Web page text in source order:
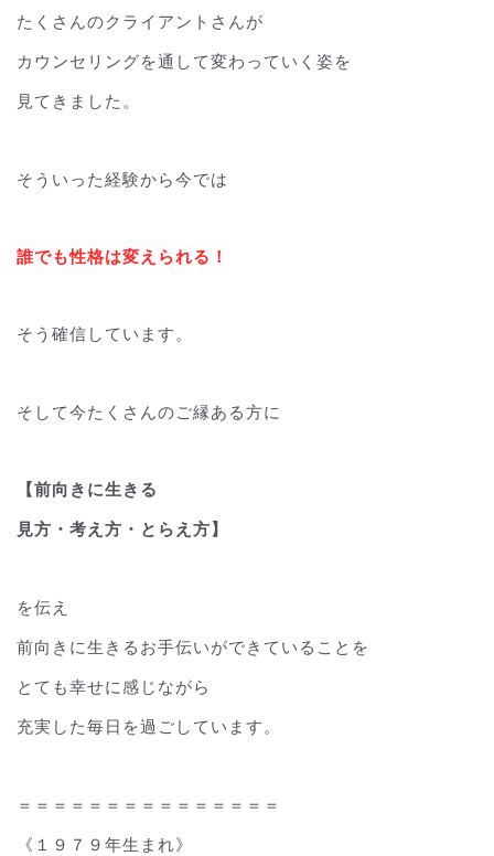
たくさんのクライアントさんが
カウンセリングを通して変わっていく姿を
見てきました。
そういった経験から今では
誰でも性格は変えられる！
そう確信しています。
そして今たくさんのご縁ある方に
【前向きに生きる
見方・考え方・とらえ方】
を伝え
前向きに生きるお手伝いができていることを
とても幸せに感じながら
充実した毎日を過ごしています。
＝＝＝＝＝＝＝＝＝＝＝＝＝＝＝
《１９７９年生まれ》